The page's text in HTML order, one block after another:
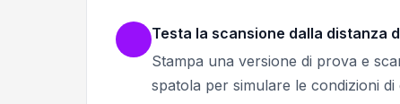
Testa la scansione dalla distanza
Stampa una versione di prova e
spatola per simulare le condizioni